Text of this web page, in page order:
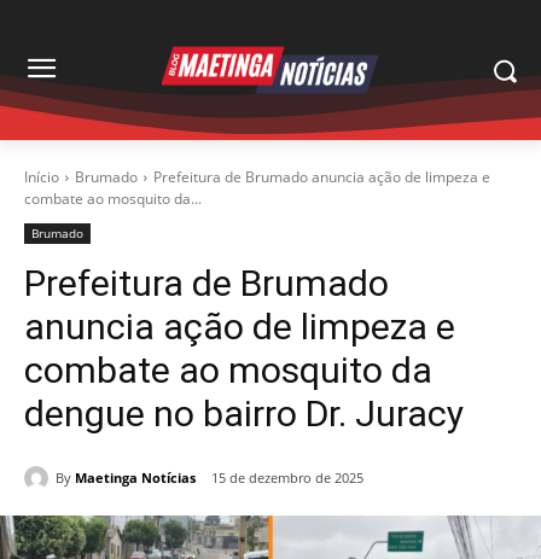
Início Brumado
Prefeitura de Brumado anuncia ação de limpeza e
combate ao mosquito da...
Brumado
Prefeitura de Brumado
anuncia ação de limpeza e
combate ao mosquito da
dengue no bairro Dr. Juracy
By Maetinga Notícias 15 de dezembro de 2025